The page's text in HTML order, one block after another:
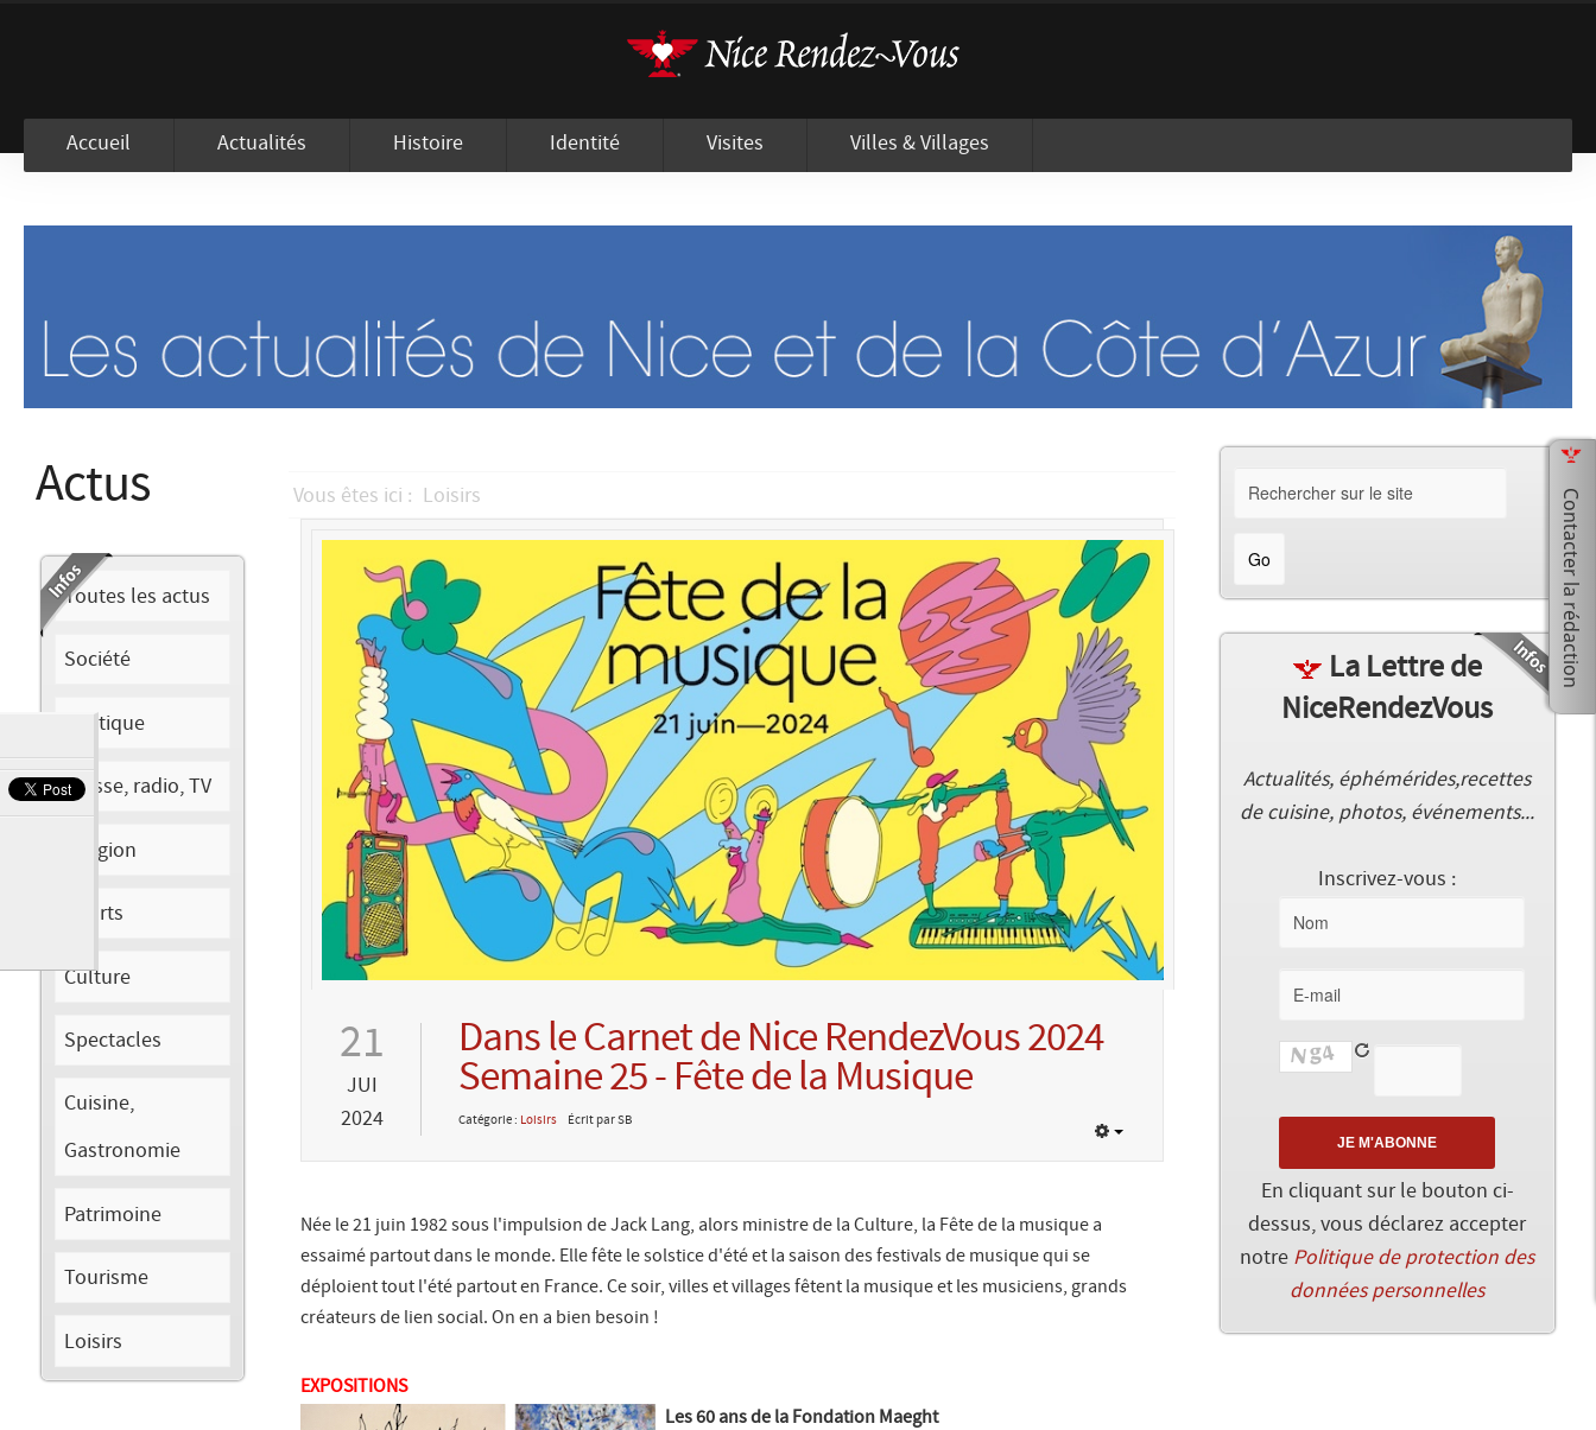
Accueil Actualités Histoire Identité Visites Villes & Villages
Actus
Toutes les actus
Société
Politique
Presse, radio, TV
Religion
Sports
Culture
Spectacles
Cuisine,
Gastronomie
Patrimoine
Tourisme
Loisirs
Vous êtes ici : Loisirs
21
JUI
2024
Dans le Carnet de Nice RendezVous 2024
Semaine 25 - Fête de la Musique
Catégorie : Loisirs Écrit par SB
Née le 21 juin 1982 sous l'impulsion de Jack Lang, alors ministre de la Culture, la Fête de la musique a
essaimé partout dans le monde. Elle fête le solstice d'été et la saison des festivals de musique qui se
déploient tout l'été partout en France. Ce soir, villes et villages fêtent la musique et les musiciens, grands
créateurs de lien social. On en a bien besoin !
EXPOSITIONS
Les 60 ans de la Fondation Maeght
La Lettre de
NiceRendezVous
Actualités, éphémérides,recettes
de cuisine, photos, événements...
Inscrivez-vous :
En cliquant sur le bouton ci-
dessus, vous déclarez accepter
notre Politique de protection des
données personnelles